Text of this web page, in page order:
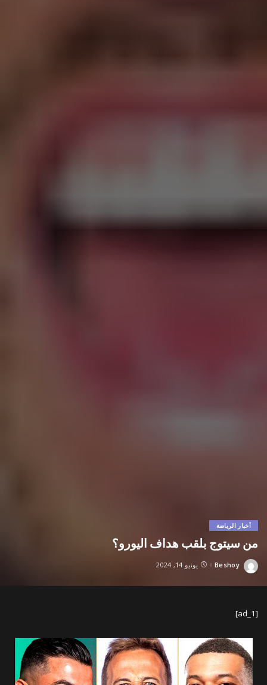
أخبار الرياضة
من سيتوج بلقب هداف اليورو؟
Posted
Beshoy يونيو 14, 2024
[ad_1]